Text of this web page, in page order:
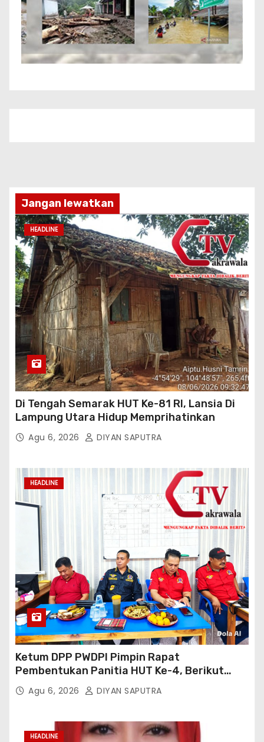
Jangan lewatkan
HEADLINE
Di Tengah Semarak HUT Ke-81 RI, Lansia Di
Lampung Utara Hidup Memprihatinkan
Agu 6, 2026 DIYAN SAPUTRA
HEADLINE
Ketum DPP PWDPI Pimpin Rapat
Pembentukan Panitia HUT Ke-4, Berikut
Susunan Dan Rangkaian Kegiatannya
Agu 6, 2026 DIYAN SAPUTRA
HEADLINE